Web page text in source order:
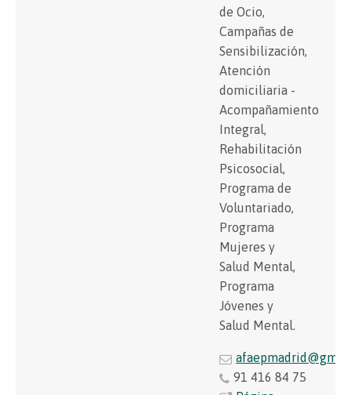
de Ocio,
Campañas de
Sensibilización,
Atención
domiciliaria -
Acompañamiento
Integral,
Rehabilitación
Psicosocial,
Programa de
Voluntariado,
Programa
Mujeres y
Salud Mental,
Programa
Jóvenes y
Salud Mental.
91 416 84 75